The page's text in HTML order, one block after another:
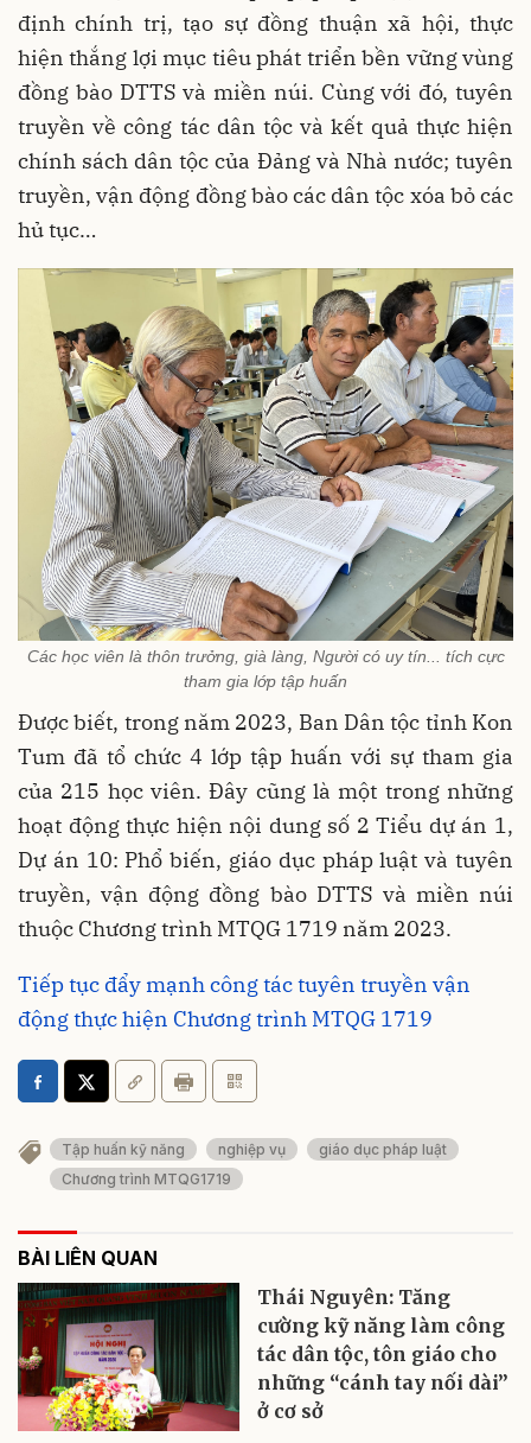
định chính trị, tạo sự đồng thuận xã hội, thực
hiện thắng lợi mục tiêu phát triển bền vững vùng
đồng bào DTTS và miền núi. Cùng với đó, tuyên
truyền về công tác dân tộc và kết quả thực hiện
chính sách dân tộc của Đảng và Nhà nước; tuyên
truyền, vận động đồng bào các dân tộc xóa bỏ các
hủ tục…
Các học viên là thôn trưởng, già làng, Người có uy tín... tích cực
tham gia lớp tập huấn
Được biết, trong năm 2023, Ban Dân tộc tỉnh Kon
Tum đã tổ chức 4 lớp tập huấn với sự tham gia
của 215 học viên. Đây cũng là một trong những
hoạt động thực hiện nội dung số 2 Tiểu dự án 1,
Dự án 10: Phổ biến, giáo dục pháp luật và tuyên
truyền, vận động đồng bào DTTS và miền núi
thuộc Chương trình MTQG 1719 năm 2023.
Tiếp tục đẩy mạnh công tác tuyên truyền vận
động thực hiện Chương trình MTQG 1719
Tập huấn kỹ năng nghiệp vụ
giáo dục pháp luật
Chương trình MTQG1719
BÀI LIÊN QUAN
Thái Nguyên: Tăng
cường kỹ năng làm công
tác dân tộc, tôn giáo cho
những “cánh tay nối dài”
ở cơ sở